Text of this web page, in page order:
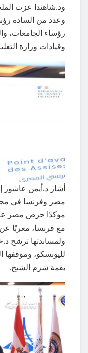
ود.شاهندا عزت
وعدد من السادة
رؤساء الجامعات،
وقيادات وزارة
أشار د.أيمن عاشور
مصر وفرنسا في
مؤكدًا حرص مصر على
مع فرنسا، معربًا
ولمساندتها ترشح
لليونسكو، وموقفها
بقمة شرم الشيخ.